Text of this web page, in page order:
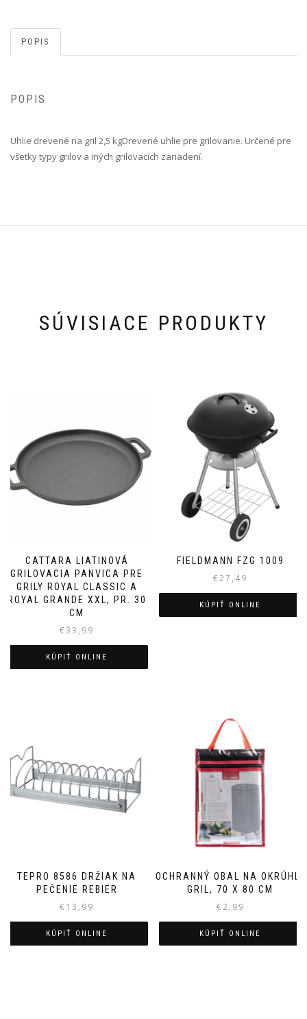
POPIS
POPIS
Uhlie drevené na gril 2,5 kg Drevené uhlie pre grilovanie. Určené pre
všetky typy grilov a iných grilovacích zariadení.
SÚVISIACE PRODUKTY
CATTARA LIATINOVÁ
GRILOVACIA PANVICA PRE
GRILY ROYAL CLASSIC A
ROYAL GRANDE XXL, PR. 30
CM
€33,99
KÚPIŤ ONLINE
FIELDMANN FZG 1009
€27,49
KÚPIŤ ONLINE
TEPRO 8586 DRŽIAK NA
PEČENIE REBIER
€13,99
KÚPIŤ ONLINE
OCHRANNÝ OBAL NA OKRÚHLY
GRIL, 70 X 80 CM
€2,99
KÚPIŤ ONLINE